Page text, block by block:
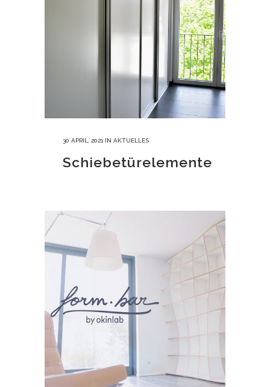
30 APRIL, 2021IN AKTUELLES
Schiebetürelemente